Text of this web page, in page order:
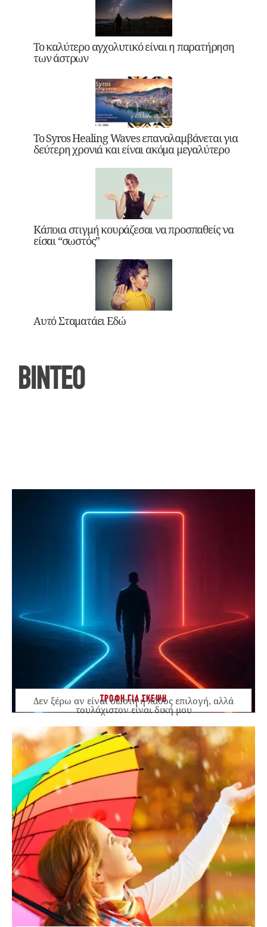
Το καλύτερο αγχολυτικό είναι η παρατήρηση
των άστρων
Το Syros Healing Waves επαναλαμβάνεται για
δεύτερη χρονιά και είναι ακόμα μεγαλύτερο
Κάποια στιγμή κουράζεσαι να προσπαθείς να
είσαι “σωστός”
Αυτό Σταματάει Εδώ
ΒΙΝΤΕΟ
ΤΡΟΦΗ ΓΙΑ ΣΚΕΨΗ
Δεν ξέρω αν είναι σωστή ή λάθος επιλογή, αλλά
τουλάχιστον είναι δική μου